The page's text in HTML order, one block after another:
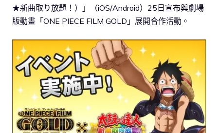
★新曲取り放題！）」（iOS/Android）25日宣布與劇場
版動畫「ONE PIECE FILM GOLD」展開合作活動。